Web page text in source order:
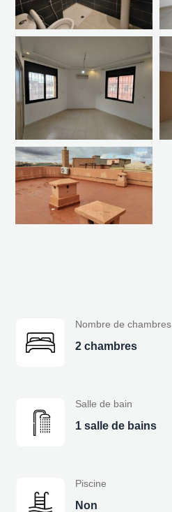
Nombre de chambres
2 chambres
Salle de bain
1 salle de bains
Piscine
Non